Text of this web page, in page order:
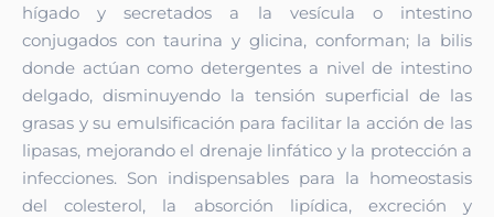
hígado y secretados a la vesícula o intestino
conjugados con taurina y glicina, conforman; la bilis
donde actúan como detergentes a nivel de intestino
delgado, disminuyendo la tensión superficial de las
grasas y su emulsificación para facilitar la acción de las
lipasas, mejorando el drenaje linfático y la protección a
infecciones. Son indispensables para la homeostasis
del colesterol, la absorción lipídica, excreción y